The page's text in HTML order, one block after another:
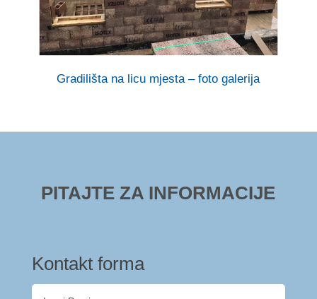
Gradilišta na licu mjesta – foto galerija
PITAJTE ZA INFORMACIJE
Kontakt forma